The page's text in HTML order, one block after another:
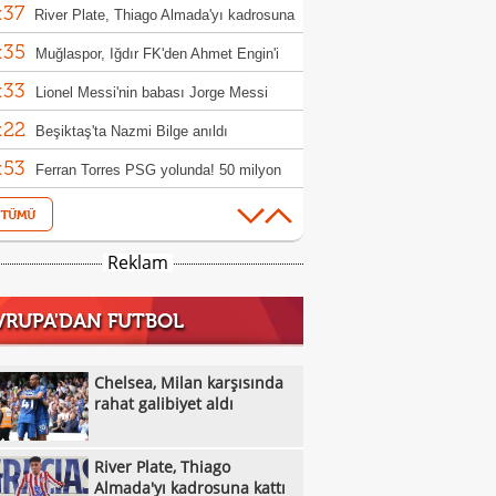
River Plate, Thiago Almada'yı kadrosuna
Muğlaspor, Iğdır FK'den Ahmet Engin'i
ettiLionel Messi'nin babası Jorge Messi
kaybetti
Beşiktaş'ta Nazmi Bilge anıldı
Ferran Torres PSG yolunda! 50 milyon
transfer
Berkan Kutlu Konyaspor'a veda etti!
Salah'a Araklı'da arazi teklifi: O anlar ilgi
transfer etti
Eski milli futbolcu Haluk Erdem hayatını
Nunez
Alanyaspor, Baran Ali Gezek ve Şahin
kadrosuna kattı
Trabzonspor'da Salah etkisi: Kombine
rekor!
Galatasaray, Manisa FK'den Umut
Reklam
FUTBOL
Chelsea, Milan karşısında
rahat galibiyet aldı
River Plate, Thiago
Almada'yı kadrosuna kattı